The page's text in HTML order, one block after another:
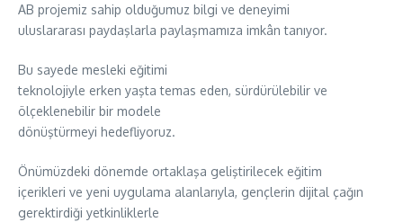
AB projemiz sahip olduğumuz bilgi ve deneyimi
uluslararası paydaşlarla paylaşmamıza imkân tanıyor.
Bu sayede mesleki eğitimi
teknolojiyle erken yaşta temas eden, sürdürülebilir ve
ölçeklenebilir bir modele
dönüştürmeyi hedefliyoruz.
Önümüzdeki dönemde ortaklaşa geliştirilecek eğitim
içerikleri ve yeni uygulama alanlarıyla, gençlerin dijital çağın
gerektirdiği yetkinliklerle